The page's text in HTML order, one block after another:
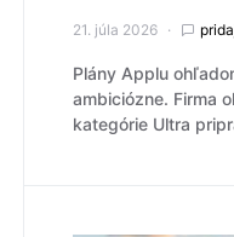
21. júla 2026
Plány Applu
ambiciózne. Firma
kategórie Ultra